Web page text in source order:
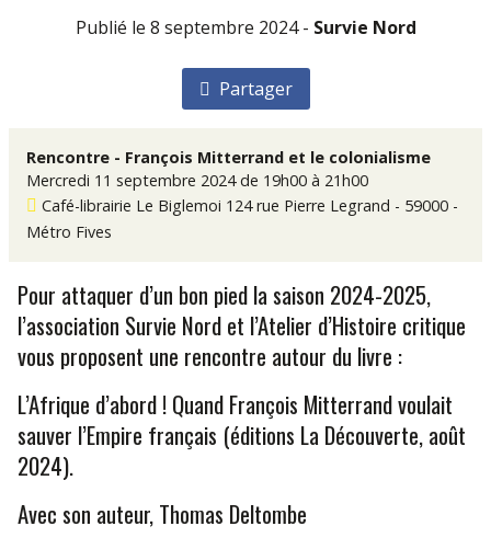
Publié le 8 septembre 2024 - Survie Nord
Partager
Rencontre - François Mitterrand et le colonialisme
Mercredi 11 septembre 2024 de 19h00 à 21h00
Café-librairie Le Biglemoi 124 rue Pierre Legrand - 59000 -
Métro Fives
Pour attaquer d’un bon pied la saison 2024-2025,
l’association Survie Nord et l’Atelier d’Histoire critique
vous proposent une rencontre autour du livre :
L’Afrique d’abord ! Quand François Mitterrand voulait
sauver l’Empire français (éditions La Découverte, août
2024).
Avec son auteur, Thomas Deltombe